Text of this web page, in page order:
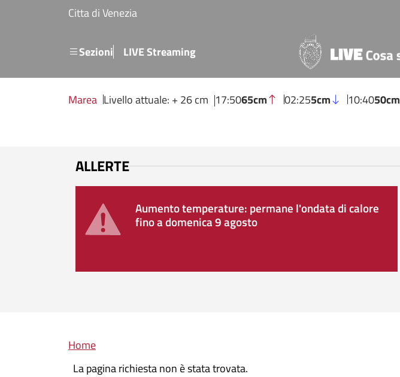
Salta al contenuto principale
Citta di Venezia
SezioniMenu secondario
LIVE Streaming
Marea Livello attuale: + 26 cm 17:5065cm 02:255cm 10:4050cm
ALLERTE
Aumento temperature: permane l'ondata di calore
fino a domenica 9 agosto
Briciole di pane
Home
La pagina richiesta non è stata trovata.